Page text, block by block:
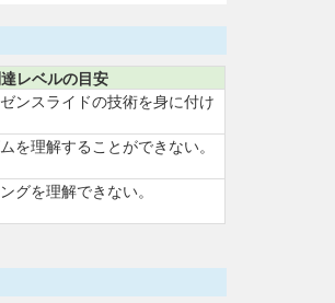
レベルの目安
ンスライドの技術を身に付け
を理解することができない。
グを理解できない。